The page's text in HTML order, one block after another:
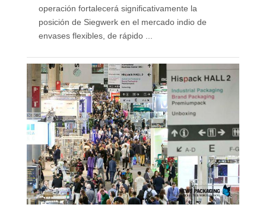
operación fortalecerá significativamente la
posición de Siegwerk en el mercado indio de
envases flexibles, de rápido ...